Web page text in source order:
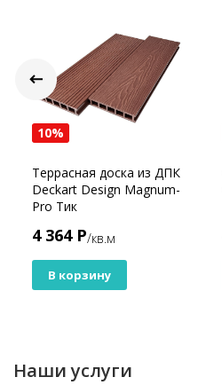
10%
Террасная доска из ДПК
Deckart Design Magnum-
Pro Тик
4 364 Р/кв.м
В корзину
Наши услуги